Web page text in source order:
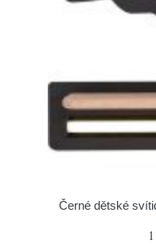
Černé dětské